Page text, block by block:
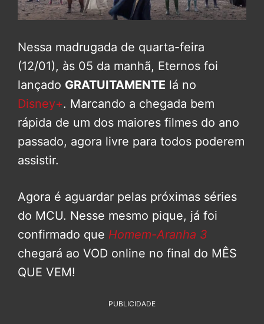
Nessa madrugada de quarta-feira
(12/01), às 05 da manhã, Eternos foi
lançado GRATUITAMENTE lá no
Disney+. Marcando a chegada bem
rápida de um dos maiores filmes do ano
passado, agora livre para todos poderem
assistir.
Agora é aguardar pelas próximas séries
do MCU. Nesse mesmo pique, já foi
confirmado que Homem-Aranha 3
chegará ao VOD online no final do MÊS
QUE VEM!
PUBLICIDADE